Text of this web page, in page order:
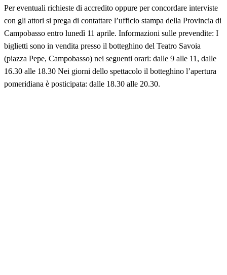
Per eventuali richieste di accredito oppure per concordare interviste
con gli attori si prega di contattare l’ufficio stampa della Provincia di
Campobasso entro lunedì 11 aprile. Informazioni sulle prevendite: I
biglietti sono in vendita presso il botteghino del Teatro Savoia
(piazza Pepe, Campobasso) nei seguenti orari: dalle 9 alle 11, dalle
16.30 alle 18.30 Nei giorni dello spettacolo il botteghino l’apertura
pomeridiana è posticipata: dalle 18.30 alle 20.30.